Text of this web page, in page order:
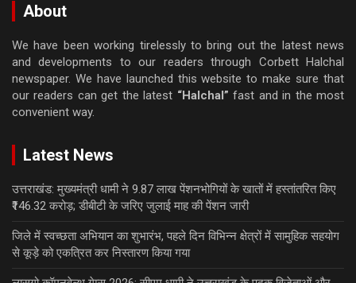
About
We have been working tirelessly to bring out the latest news
and developments to our readers through Corbett Halchal
newspaper. We have launched this website to make sure that
our readers can get the latest “Halchal” fast and in the most
convenient way.
Latest News
उत्तराखंड: मुख्यमंत्री धामी ने 9.87 लाख पेंशनभोगियों के खातों में हस्तांतरित किए
₹146.32 करोड़; डीबीटी के जरिए जुलाई माह की पेंशन जारी
जिले में स्वच्छता अभियान का शुभारंभ, पहले दिन विभिन्न क्षेत्रों में सामुहिक सहयोग
से कूड़े को एकत्रित कर निस्तारण किया गया